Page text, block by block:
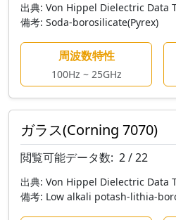
出典: Von Hippel Dielectric Data
備考: Soda-borosilicate(Pyrex)
周波数特性
100Hz ~ 25GHz
ガラス(Corning 7070)
閲覧可能データ数: 2 / 22
出典: Von Hippel Dielectric Data
備考: Low alkali potash-lithia-